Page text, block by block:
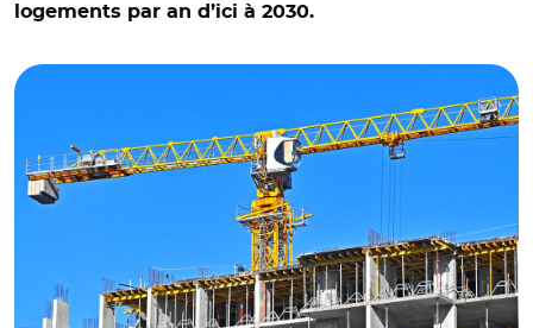
logements par an d’ici à 2030.